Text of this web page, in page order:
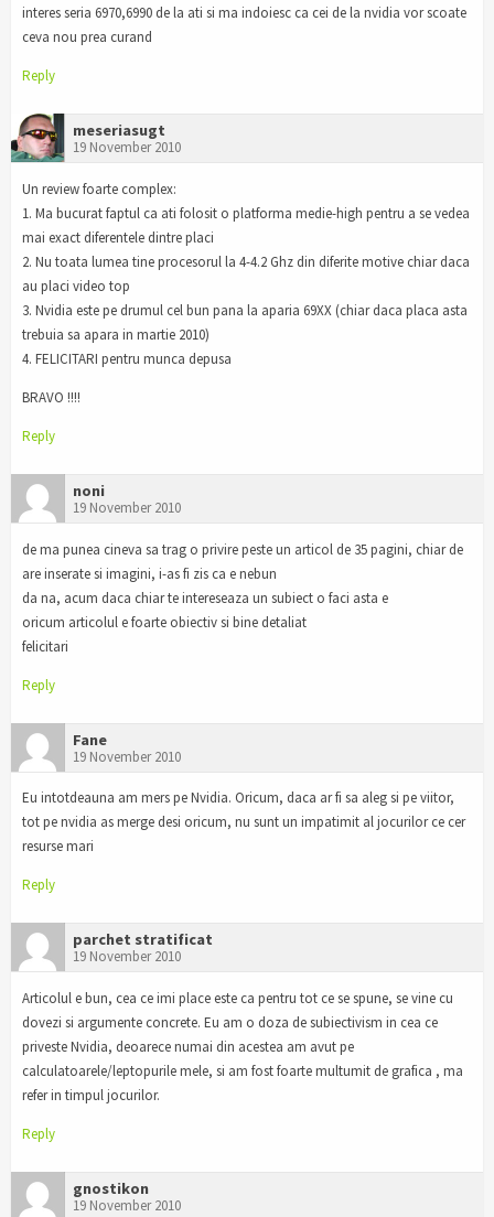
interes seria 6970,6990 de la ati si ma indoiesc ca cei de la nvidia vor scoate
ceva nou prea curand
Reply
meseriasugt
19 November 2010
Un review foarte complex:
1. Ma bucurat faptul ca ati folosit o platforma medie-high pentru a se vedea
mai exact diferentele dintre placi
2. Nu toata lumea tine procesorul la 4-4.2 Ghz din diferite motive chiar daca
au placi video top
3. Nvidia este pe drumul cel bun pana la aparia 69XX (chiar daca placa asta
trebuia sa apara in martie 2010)
4. FELICITARI pentru munca depusa
BRAVO !!!!
Reply
noni
19 November 2010
de ma punea cineva sa trag o privire peste un articol de 35 pagini, chiar de
are inserate si imagini, i-as fi zis ca e nebun
da na, acum daca chiar te intereseaza un subiect o faci asta e
oricum articolul e foarte obiectiv si bine detaliat
felicitari
Reply
Fane
19 November 2010
Eu intotdeauna am mers pe Nvidia. Oricum, daca ar fi sa aleg si pe viitor,
tot pe nvidia as merge desi oricum, nu sunt un impatimit al jocurilor ce cer
resurse mari
Reply
parchet stratificat
19 November 2010
Articolul e bun, cea ce imi place este ca pentru tot ce se spune, se vine cu
dovezi si argumente concrete. Eu am o doza de subiectivism in cea ce
priveste Nvidia, deoarece numai din acestea am avut pe
calculatoarele/leptopurile mele, si am fost foarte multumit de grafica , ma
refer in timpul jocurilor.
Reply
gnostikon
19 November 2010